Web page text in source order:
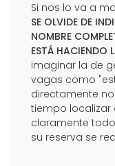
Si nos lo va a
SE OLVIDE DE
NOMBRE
ESTÁ HACIENDO
imaginar la de
vagas como
directamente
tiempo localizar
claramente
su reserva se